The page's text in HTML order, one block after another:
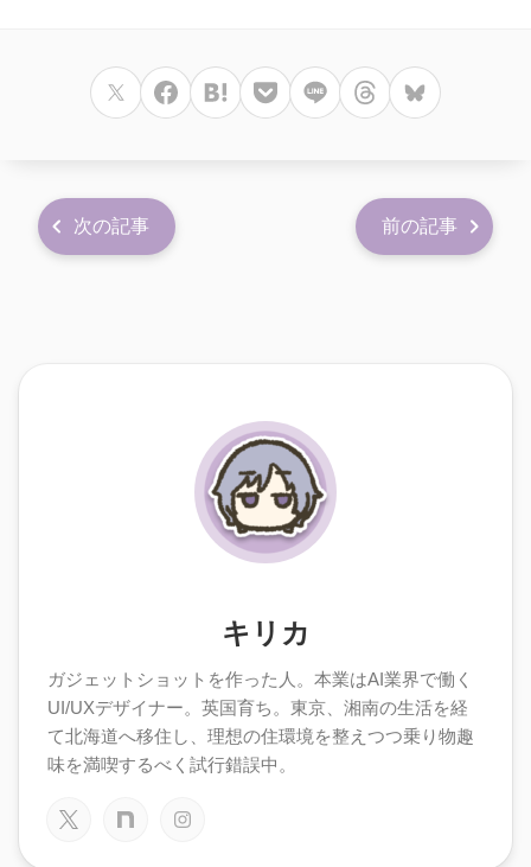
次の記事 前の記事
キリカ
ガジェットショットを作った人。本業はAI業界で働く
UI/UXデザイナー。英国育ち。東京、湘南の生活を経
て北海道へ移住し、理想の住環境を整えつつ乗り物趣
味を満喫するべく試行錯誤中。